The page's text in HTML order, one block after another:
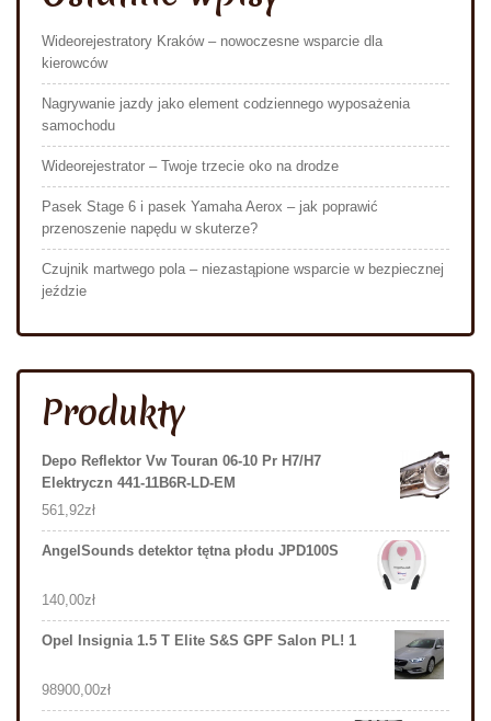
Wideorejestratory Kraków – nowoczesne wsparcie dla
kierowców
Nagrywanie jazdy jako element codziennego wyposażenia
samochodu
Wideorejestrator – Twoje trzecie oko na drodze
Pasek Stage 6 i pasek Yamaha Aerox – jak poprawić
przenoszenie napędu w skuterze?
Czujnik martwego pola – niezastąpione wsparcie w bezpiecznej
jeździe
Produkty
Depo Reflektor Vw Touran 06-10 Pr H7/H7
Elektryczn 441-11B6R-LD-EM
561,92zł
AngelSounds detektor tętna płodu JPD100S
140,00zł
Opel Insignia 1.5 T Elite S&S GPF Salon PL! 1
98900,00zł